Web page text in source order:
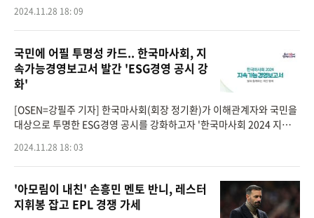
은 데이비스의
2024.11.28 18: 09
국민에 어필 투명성 카드.. 한국마사회, 지
속가능경영보고서 발간 'ESG경영 공시 강
화'
[OSEN=강필주 기자] 한국마사회(회장 정기환)가 이해관계자와 국민을
대상으로 투명한 ESG경영 공시를 강화하고자 '한국마사회 2024 지속가
업)의 ESG경영 활동
2024.11.28 18: 03
'아모림이 내친' 손흥민 멘토 반니, 레스터
지휘봉 잡고 EPL 경쟁 가세